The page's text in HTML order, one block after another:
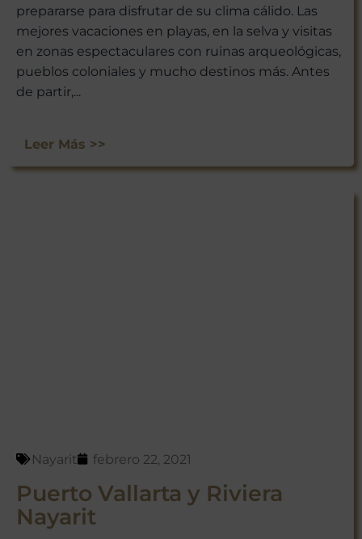
prepararse para disfrutar de su clima cálido. Las
mejores vacaciones en playas, en la selva y visitas
en zonas espectaculares con ruinas arqueológicas,
pueblos coloniales y mucho destinos más. Antes
de partir,...
Leer Más >>
Nayarit febrero 22, 2021
Puerto Vallarta y Riviera
Nayarit